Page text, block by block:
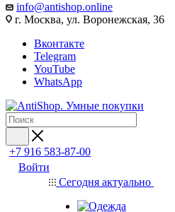
info@antishop.online
г. Москва, ул. Воронежская, 36
Вконтакте
Telegram
YouTube
WhatsApp
+7 916 583-87-00
Войти
Сегодня актуально